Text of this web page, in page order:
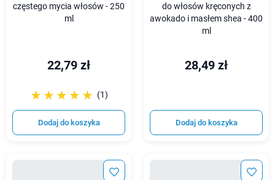
częstego mycia włosów - 250
ml
22,79 zł
☆☆☆☆☆
★★★★★ (1)
Dodaj do koszyka
do włosów kręconych z
awokado i masłem shea - 400
ml
28,49 zł
Dodaj do koszyka